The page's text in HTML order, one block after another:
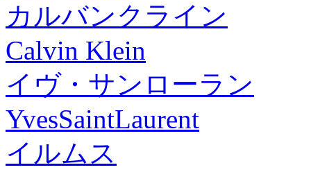
カルバンクライン
Calvin Klein
イヴ・サンローラン
YvesSaintLaurent
イルムス